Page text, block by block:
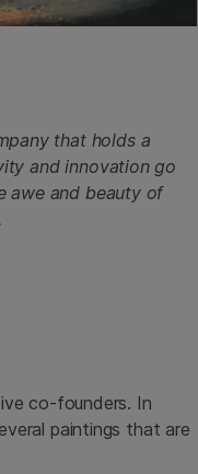
that holds a
and innovation go
awe and beauty of
co-founders. In
paintings that are